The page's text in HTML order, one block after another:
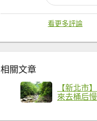
看更多評論
相關文章
【新北市
來去桶后